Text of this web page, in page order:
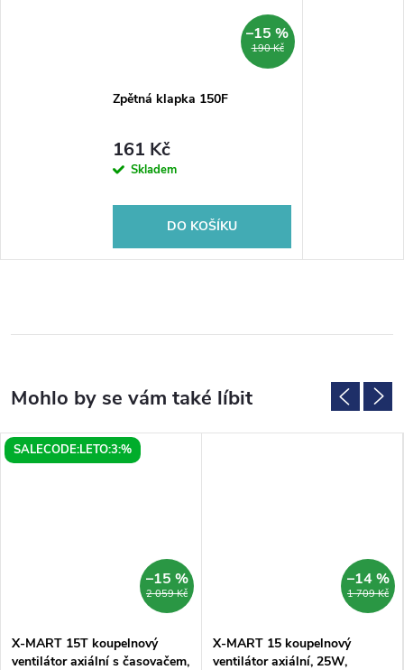
190 Kč
–15 %
Zpětná klapka 150F
161 Kč
Skladem
DO KOŠÍKU
SALECODE:LETO:3:%
2 059 Kč
–15 %
X-MART 15T koupelnový
ventilátor axiální s časovačem,
1 709 Kč
–14 %
X-MART 15 koupelnový
ventilátor axiální, 25W,